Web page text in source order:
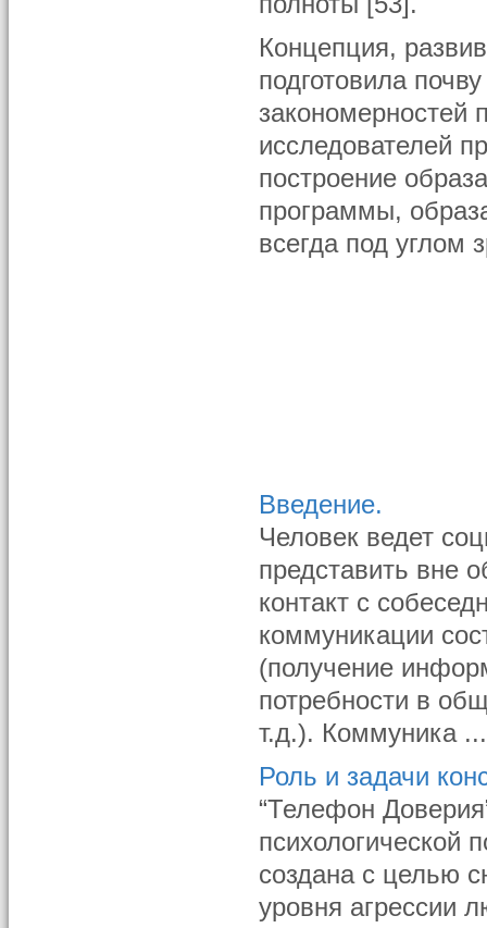
Концепция,
подготовила
закономерностей
исследователей
построение
программы,
всегда под углом
Введение.
Человек ведет
представить вне
контакт с
коммуникации
(получение
потребности в
т.д.). Коммуника ...
Роль и задачи
“Телефон
создана с целью
уровня агрессии